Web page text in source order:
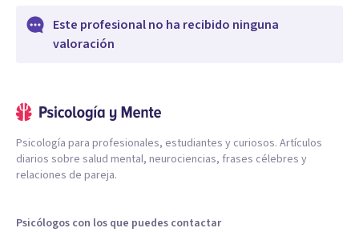
Este profesional no ha recibido ninguna
valoración
Psicología para profesionales, estudiantes y curiosos. Artículos
diarios sobre salud mental, neurociencias, frases célebres y
relaciones de pareja.
Psicólogos con los que puedes contactar